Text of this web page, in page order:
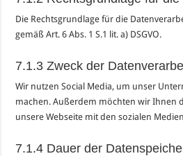
Die Rechtsgrundlage für die
gemäß Art. 6 Abs. 1 S.1 lit. a) DSGVO.
7.1.3 Zweck der
Wir nutzen Social Media, um unser
machen. Außerdem möchten wir Ihnen
unsere Webseite mit den sozialen
7.1.4 Dauer der